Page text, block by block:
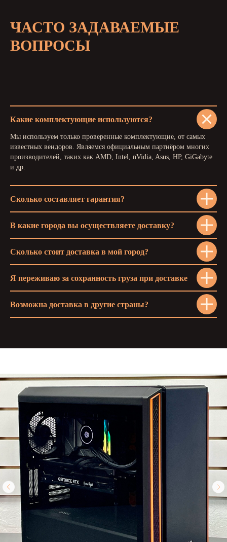
ЧАСТО ЗАДАВАЕМЫЕ
ВОПРОСЫ
Какие комплектующие используются?
Мы используем только проверенные комплектующие, от самых
известных вендоров. Являемся официальным партнёром многих
производителей, таких как AMD, Intel, nVidia, Asus, HP, GiGabyte
и др.
Сколько составляет гарантия?
В какие города вы осуществляете доставку?
Сколько стоит доставка в мой город?
Я переживаю за сохранность груза при доставке
Возможна доставка в другие страны?